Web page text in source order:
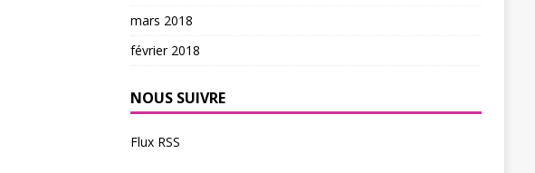
mars 2018
février 2018
NOUS SUIVRE
Flux RSS